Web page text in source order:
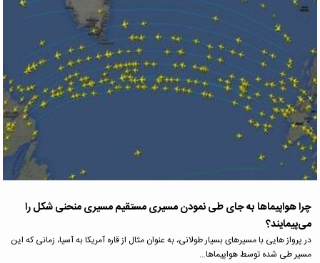
چرا هواپیماها به جای طی نمودن مسیری مستقیم مسیری منحنی شکل را
می‌پیمایند؟
در پرواز هایی با مسیرهای بسیار طولانی، به عنوان مثال از قاره آمریکا به آسیا، زمانی که این
مسیر طی شده توسط هواپیماها…